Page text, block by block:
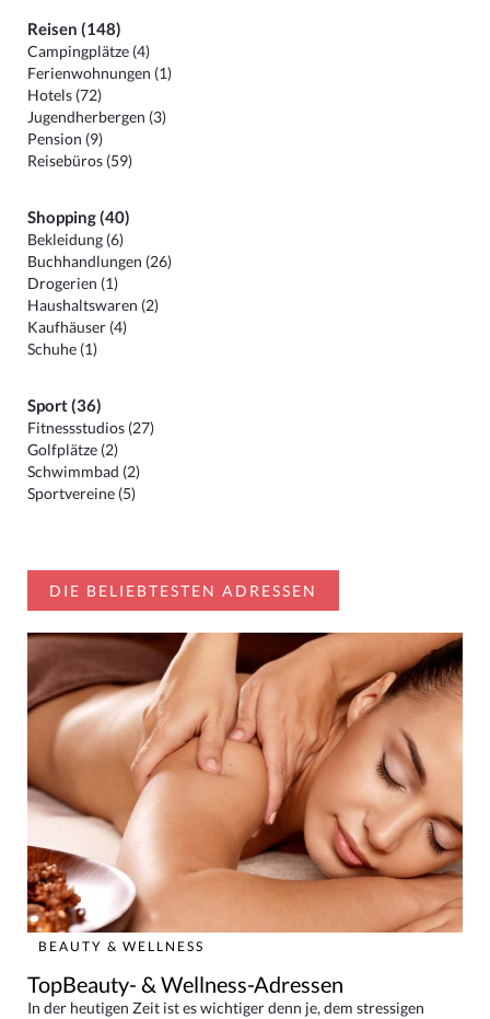
Reisen (148)
Campingplätze (4)
Ferienwohnungen (1)
Hotels (72)
Jugendherbergen (3)
Pension (9)
Reisebüros (59)
Shopping (40)
Bekleidung (6)
Buchhandlungen (26)
Drogerien (1)
Haushaltswaren (2)
Kaufhäuser (4)
Schuhe (1)
Sport (36)
Fitnessstudios (27)
Golfplätze (2)
Schwimmbad (2)
Sportvereine (5)
DIE BELIEBTESTEN ADRESSEN
BEAUTY & WELLNESS
TopBeauty- & Wellness-Adressen
In der heutigen Zeit ist es wichtiger denn je, dem stressigen